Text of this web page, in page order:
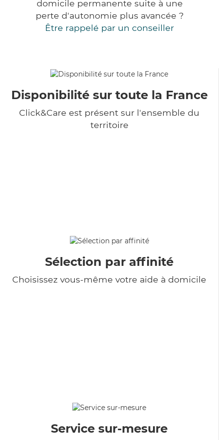
domicile permanente suite à une
perte d'autonomie plus avancée ?
Être rappelé par un conseiller
Disponibilité sur toute la France
Click&Care est présent sur l'ensemble du
territoire
Sélection par affinité
Choisissez vous-même votre aide à domicile
Service sur-mesure